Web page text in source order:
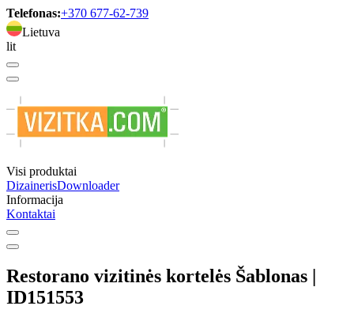
Telefonas:+370 677-62-739
Lietuva
lit
Visi produktai
DizainerisDownloader
Informacija
Kontaktai
Restorano vizitinės kortelės Šablonas |
ID151553